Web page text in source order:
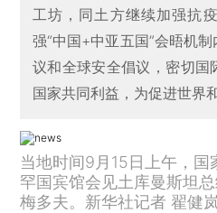
工坊，同土方继续加强抗
强“中国+中亚五国”会晤机
议和全球安全倡议，密切国
国家共同利益，为促进世界
当地时间9月15日上午，
罕国宾馆会见土库曼斯坦
梅多夫。新华社记者 翟健